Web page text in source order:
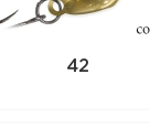
42